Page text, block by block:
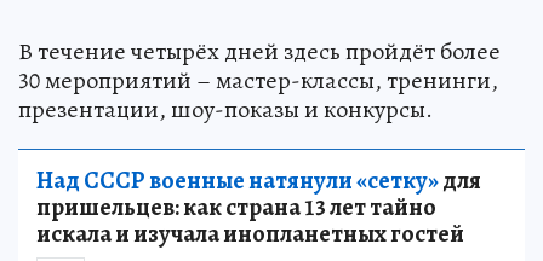
В течение четырёх дней здесь пройдёт более
30 мероприятий – мастер-классы, тренинги,
презентации, шоу-показы и конкурсы.
Над СССР военные натянули «сетку»для
пришельцев: как страна 13 лет тайно
искала и изучала инопланетных гостей